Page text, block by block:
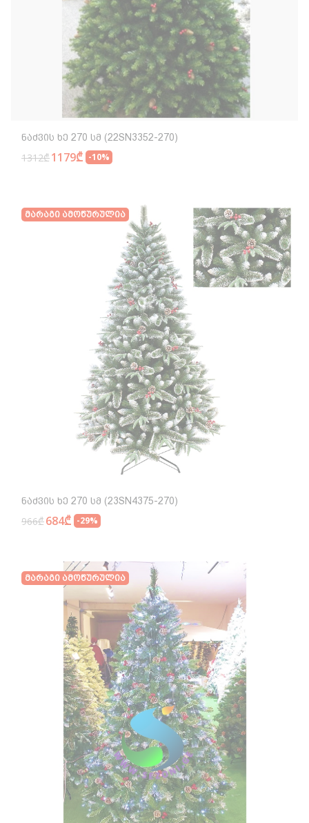
Ნაძვის Ხე 270 Სმ (22SN3352-270)
1312₾1179₾ -10%
Მარაგი Ამოწურულია
Ნაძვის Ხე 270 Სმ (23SN4375-270)
966₾684₾ -29%
Მარაგი Ამოწურულია